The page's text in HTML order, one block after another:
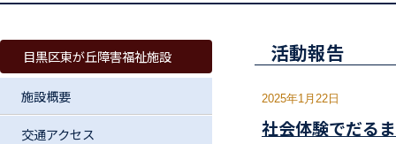
目黒区東が丘障害福祉施設
施設概要
交通アクセス
活動報告
2025年1月22日
社会体験でだる